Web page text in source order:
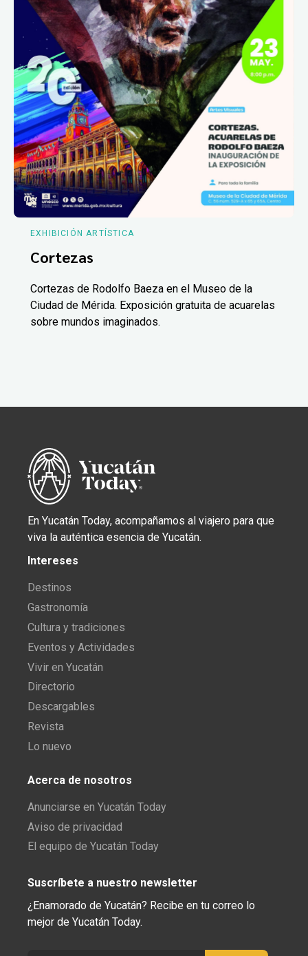
EXHIBICIÓN ARTÍSTICA
Cortezas
Cortezas de Rodolfo Baeza en el Museo de la
Ciudad de Mérida. Exposición gratuita de acuarelas
sobre mundos imaginados.
En Yucatán Today, acompañamos al viajero para que
viva la auténtica esencia de Yucatán.
Intereses
Destinos
Gastronomía
Cultura y tradiciones
Eventos y Actividades
Vivir en Yucatán
Directorio
Descargables
Revista
Lo nuevo
Acerca de nosotros
Anunciarse en Yucatán Today
Aviso de privacidad
El equipo de Yucatán Today
Suscríbete a nuestro newsletter
¿Enamorado de Yucatán? Recibe en tu correo lo
mejor de Yucatán Today.